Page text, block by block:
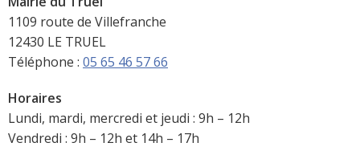
1109 route de Villefranche
12430 LE TRUEL
Téléphone : 05 65 46 57 66
Horaires
Lundi, mardi, mercredi et jeudi : 9h – 12h
Vendredi : 9h – 12h et 14h – 17h